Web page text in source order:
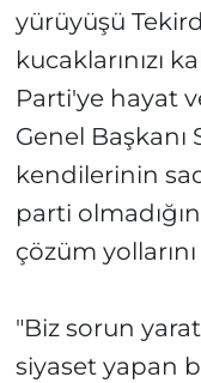
yürüyüşü
kucaklarınızı
Parti'ye hayat
Genel Başkanı
kendilerinin
parti
çözüm
"Biz sorun
siyaset yapan